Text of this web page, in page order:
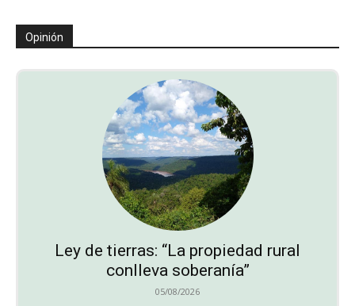
Opinión
Ley de tierras: “La propiedad rural
conlleva soberanía”
05/08/2026